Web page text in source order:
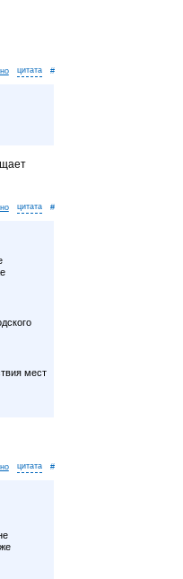
#
#
мест
#